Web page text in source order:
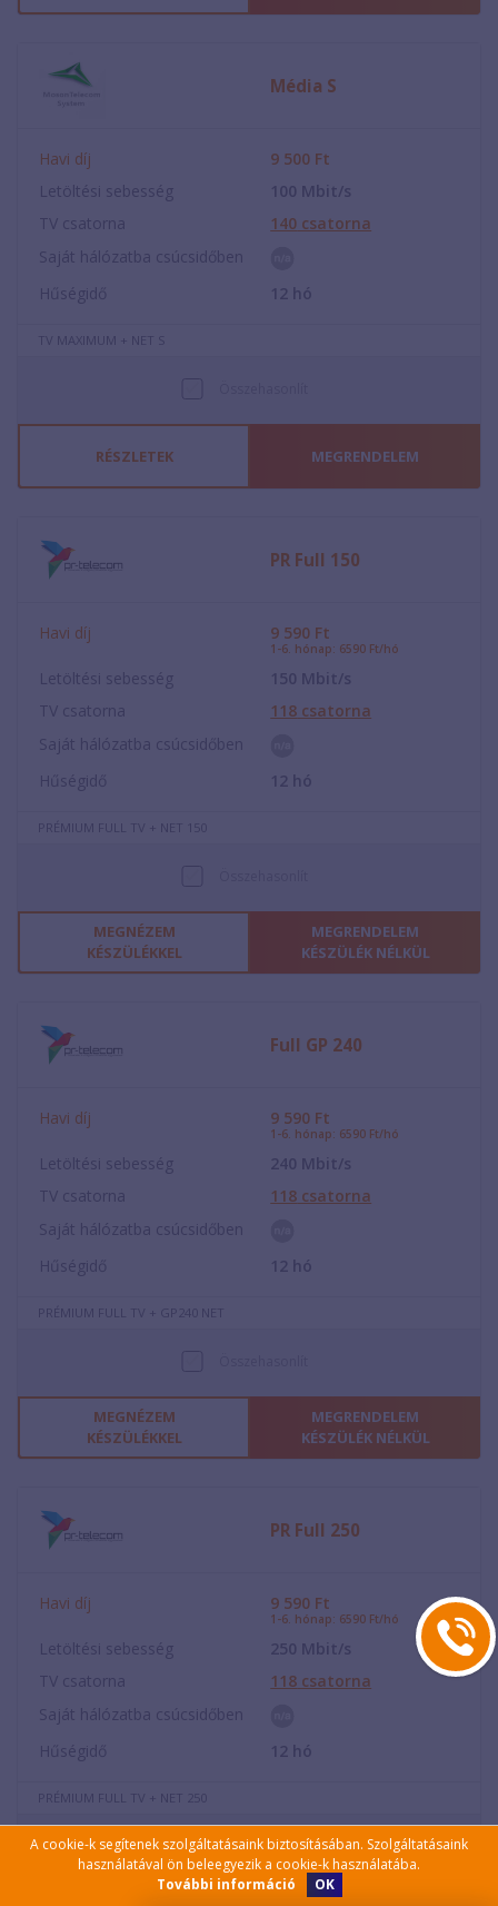
Média S
Havi díj 9 500 Ft
Letöltési sebesség
100 Mbit/s
TV csatorna
140 csatorna
Saját hálózatba csúcsidőben
Hűségidő
12 hó
TV MAXIMUM + NET S
RÉSZLETEK MEGRENDELEM
PR Full 150
Havi díj 9 590 Ft
1-6. hónap: 6590 Ft/hó
Letöltési sebesség 150 Mbit/s
TV csatorna
118 csatorna
Saját hálózatba csúcsidőben
Hűségidő
12 hó
PRÉMIUM FULL TV + NET 150
MEGNÉZEM
KÉSZÜLÉKKEL
MEGRENDELEM
KÉSZÜLÉK NÉLKÜL
Full GP 240
Havi díj 9 590 Ft
1-6. hónap: 6590 Ft/hó
Letöltési sebesség 240 Mbit/s
TV csatorna
118 csatorna
Saját hálózatba csúcsidőben
Hűségidő
12 hó
PRÉMIUM FULL TV + GP240 NET
MEGNÉZEM
KÉSZÜLÉKKEL
MEGRENDELEM
KÉSZÜLÉK NÉLKÜL
PR Full 250
Havi díj 9 590 Ft
1-6. hónap: 6590 Ft/hó
Letöltési sebesség 250 Mbit/s
TV csatorna
118 csatorna
Saját hálózatba csúcsidőben
Hűségidő
12 hó
PRÉMIUM FULL TV + NET 250
Összehasonlít
MEGRENDELEM
A cookie-k segítenek szolgáltatásaink biztosításában. Szolgáltatásaink
használatával ön beleegyezik a cookie-k használatába.
További információ
OK